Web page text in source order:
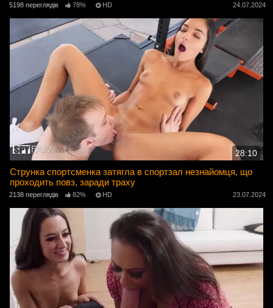
5198 переглядів 78% HD 24.07.2024
28:10
Струнка спортсменка затягла в спортзал незнайомця, що
проходить повз, заради траху
2138 переглядів 82% HD 23.07.2024